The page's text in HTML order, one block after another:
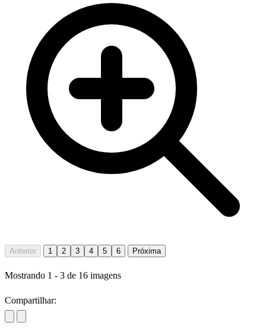
Anterior 1 2 3 4 5 6 Próxima
Mostrando 1 - 3 de 16 imagens
Compartilhar: